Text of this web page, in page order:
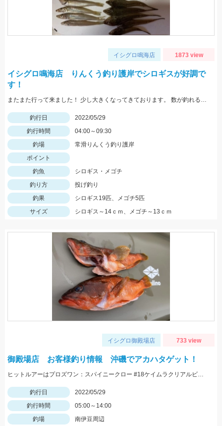
イシグロ鳴海店 1873 view
イシグロ鳴海店 りんくう釣り護岸でシロギスが好調で
す！
またまた行って来ました！ 少し大きくなってきております。 数が釣れるので楽しいですよ！
釣行日
2022/05/29
釣行時間
04:00～09:30
釣場
常滑りんくう釣り護岸
ポイント
釣魚
シロギス・メゴチ
釣り方
投げ釣り
釣果
シロギス19匹、メゴチ5匹
サイズ
シロギス～14ｃｍ、メゴチ～13ｃｍ
イシグロ御殿場店 733 view
御殿場店 お客様釣り情報 沖磯でアカハタゲット！
ヒットルアーはプロズワン：スパイニークロー #18ケイムラクリアルビー 良型アカハタ おめでとうございます！
釣行日
2022/05/29
釣行時間
05:00～14:00
釣場
南伊豆周辺